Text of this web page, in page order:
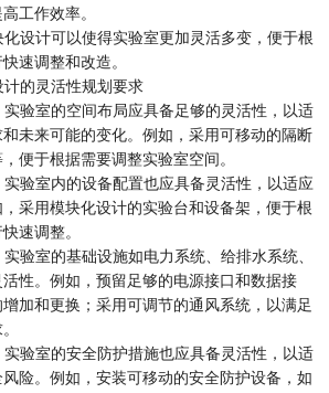
工作效率。
设计可以使得实验室更加灵活多变，便于根
速调整和改造。
的灵活性规划要求
验室的空间布局应具备足够的灵活性，以适
未来可能的变化。例如，采用可移动的隔断
便于根据需要调整实验室空间。
验室内的设备配置也应具备灵活性，以适应
采用模块化设计的实验台和设备架，便于根
速调整。
验室的基础设施如电力系统、给排水系统、
性。例如，预留足够的电源接口和数据接
加和更换；采用可调节的通风系统，以满足
验室的安全防护措施也应具备灵活性，以适
险。例如，安装可移动的安全防护设备，如